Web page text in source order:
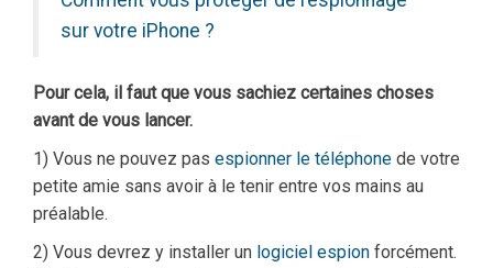
sur votre iPhone ?
Pour cela, il faut que vous sachiez certaines choses
avant de vous lancer.
1) Vous ne pouvez pas espionner le téléphone de votre
petite amie sans avoir à le tenir entre vos mains au
préalable.
2) Vous devrez y installer un logiciel espion forcément.